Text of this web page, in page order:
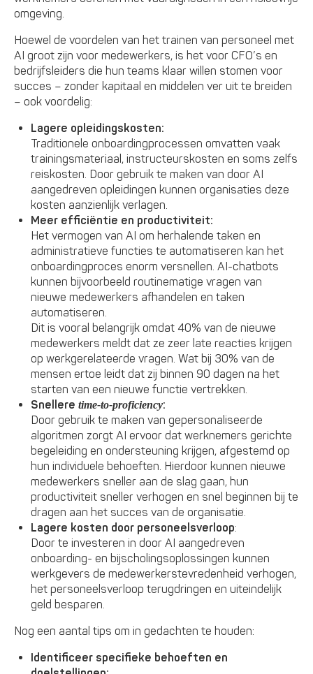
omgeving.
Hoewel de voordelen van het trainen van personeel met
AI groot zijn voor medewerkers, is het voor CFO’s en
bedrijfsleiders die hun teams klaar willen stomen voor
succes – zonder kapitaal en middelen ver uit te breiden
– ook voordelig:
Lagere opleidingskosten:
Traditionele onboardingprocessen omvatten vaak
trainingsmateriaal, instructeurskosten en soms zelfs
reiskosten. Door gebruik te maken van door AI
aangedreven opleidingen kunnen organisaties deze
kosten aanzienlijk verlagen.
Meer efficiëntie en productiviteit:
Het vermogen van AI om herhalende taken en
administratieve functies te automatiseren kan het
onboardingproces enorm versnellen. AI-chatbots
kunnen bijvoorbeeld routinematige vragen van
nieuwe medewerkers afhandelen en taken
automatiseren.
Dit is vooral belangrijk omdat 40% van de nieuwe
medewerkers meldt dat ze zeer late reacties krijgen
op werkgerelateerde vragen. Wat bij 30% van de
mensen ertoe leidt dat zij binnen 90 dagen na het
starten van een nieuwe functie vertrekken.
Snelleretime-to-proficiency:
Door gebruik te maken van gepersonaliseerde
algoritmen zorgt AI ervoor dat werknemers gerichte
begeleiding en ondersteuning krijgen, afgestemd op
hun individuele behoeften. Hierdoor kunnen nieuwe
medewerkers sneller aan de slag gaan, hun
productiviteit sneller verhogen en snel beginnen bij te
dragen aan het succes van de organisatie.
Lagere kosten door personeelsverloop:
Door te investeren in door AI aangedreven
onboarding- en bijscholingsoplossingen kunnen
werkgevers de medewerkerstevredenheid verhogen,
het personeelsverloop terugdringen en uiteindelijk
geld besparen.
Nog een aantal tips om in gedachten te houden:
Identificeer specifieke behoeften en